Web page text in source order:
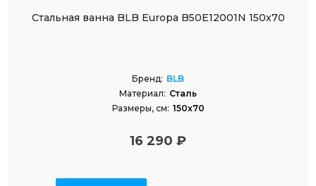
Стальная ванна BLB Europa B50E12001N 150x70
Бренд: BLB
Материал: Сталь
Размеры, см: 150x70
16 290 ₽